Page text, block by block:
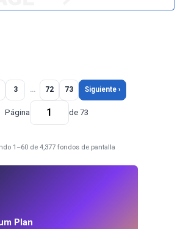
3 … 72 73 Siguiente ›
Página de 73
1–60 de 4,377 fondos de pantalla
Plan